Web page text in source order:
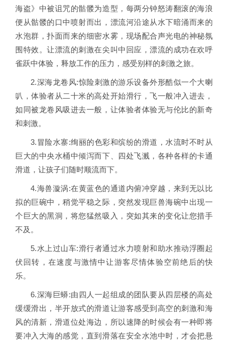
海盗》中被诅咒的骷髅为造型，每两分钟怒涛翻滚的海浪
便从骷髅的口中喷射而出，漂流河沿途从水下暗涌而来的
水泡群，扑面而来的细密水雾，现场配合声光电的神秘氛
围特效。让漂流的刺激在尖叫中回应，漂流的成功在欢呼
雀跃中体验，释放工作的压力，感受别样的刺激之旅。
2.深海龙卷风:惊险刺激的游乐设备外形酷似一个大喇
叭，体验者从二十米的高处开始滑行，飞一般冲入进去，
如同被龙卷风吸进去一般，让体验者体验无与伦比的新奇
和刺激。
3.冒险水寨:绚丽的色彩和缤纷的滑道，水流时不时从
巨大的中央水桶中倾泻而下、四处飞溅，各种各样的卡通
滑道，让孩子们随时顺流而下。
4.海兽漩涡:在黄蓝色的通道内俯冲穿越，来到无以比
拟的巨碗中，稍觉平稳之际，突然发现巨兽海碗中出现一
个巨大的黑洞，将您猛然吸入，突如其来的变化让您措手
不及。
5.水上过山车:滑行者通过水力喷射和助水推动浮圈起
伏回转，在速度与激情中让游客尽情体验空前绝后的快
乐。
6.深海巨蟒:由四人一起组成的团队要从四层楼的高处
缓缓滑出，半开放式的滑道让游客感受到高空的刺激和海
风的清新，滑道位处海边，所以速降的时候会有一种即将
要冲入大海的感觉，直到滑落在安全水池中时，才会把悬